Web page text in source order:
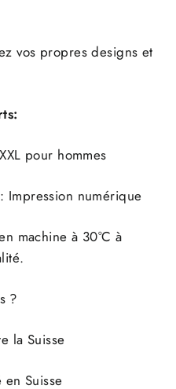
vos propres designs et
pour hommes
Impression numérique
machine à 30°C à
?
la Suisse
en Suisse